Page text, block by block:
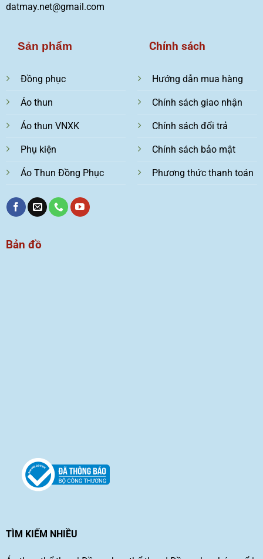
datmay.net@gmail.com
Sản phẩm
Đồng phục
Áo thun
Áo thun VNXK
Phụ kiện
Áo Thun Đồng Phục
Chính sách
Hướng dẫn mua hàng
Chính sách giao nhận
Chính sách đổi trả
Chính sách bảo mật
Phương thức thanh toán
Bản đồ
TÌM KIẾM NHIỀU